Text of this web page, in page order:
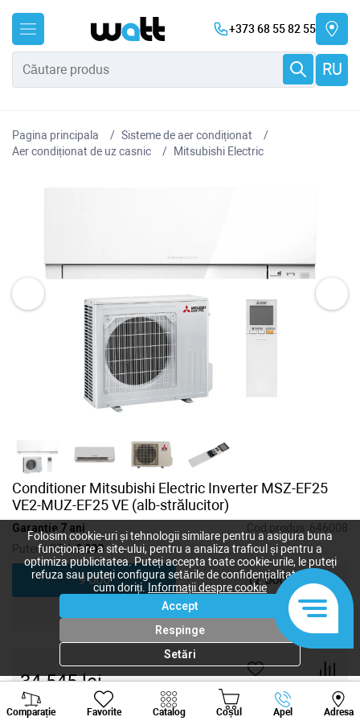
+373 68 55 82 55
RU
Pagina principala
Sisteme de aer condiționat
Aer condiționat de uz casnic
Mitsubishi Electric
Conditioner Mitsubishi Electric Inverter MSZ-EF25
VE2-MUZ-EF25 VE (alb-strălucitor)
Garanție 7 ani Cod produs: 646008
Putere, BTU:9 000
9 000 12 000
34 545lei
Comparație Favorite Catalog Coșul Apel Adresa
Viber Whatsapp
Folosim cookie-uri și tehnologii similare pentru a asigura buna
funcționare a site-ului, pentru a analiza traficul și pentru a
optimiza publicitatea. Puteți accepta toate cookie-urile, le puteți
refuza sau puteți configura setările de confidențialitate după
cum doriți.
Informații despre cookie
Accept
Respinge
Setări